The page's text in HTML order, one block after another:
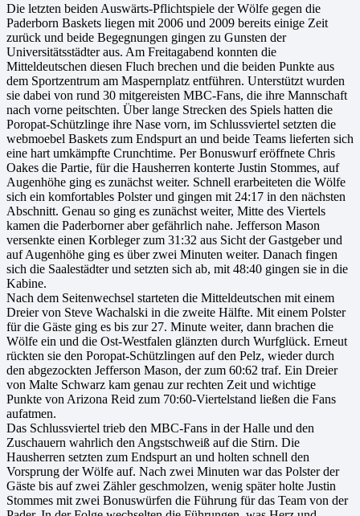
Die letzten beiden Auswärts-Pflichtspiele der Wölfe gegen die
Paderborn Baskets liegen mit 2006 und 2009 bereits einige Zeit
zurück und beide Begegnungen gingen zu Gunsten der
Universitätsstädter aus. Am Freitagabend konnten die
Mitteldeutschen diesen Fluch brechen und die beiden Punkte aus
dem Sportzentrum am Maspernplatz entführen. Unterstützt wurden
sie dabei von rund 30 mitgereisten MBC-Fans, die ihre Mannschaft
nach vorne peitschten. Über lange Strecken des Spiels hatten die
Poropat-Schützlinge ihre Nase vorn, im Schlussviertel setzten die
webmoebel Baskets zum Endspurt an und beide Teams lieferten sich
eine hart umkämpfte Crunchtime. Per Bonuswurf eröffnete Chris
Oakes die Partie, für die Hausherren konterte Justin Stommes, auf
Augenhöhe ging es zunächst weiter. Schnell erarbeiteten die Wölfe
sich ein komfortables Polster und gingen mit 24:17 in den nächsten
Abschnitt. Genau so ging es zunächst weiter, Mitte des Viertels
kamen die Paderborner aber gefährlich nahe. Jefferson Mason
versenkte einen Korbleger zum 31:32 aus Sicht der Gastgeber und
auf Augenhöhe ging es über zwei Minuten weiter. Danach fingen
sich die Saalestädter und setzten sich ab, mit 48:40 gingen sie in die
Kabine.
Nach dem Seitenwechsel starteten die Mitteldeutschen mit einem
Dreier von Steve Wachalski in die zweite Hälfte. Mit einem Polster
für die Gäste ging es bis zur 27. Minute weiter, dann brachen die
Wölfe ein und die Ost-Westfalen glänzten durch Wurfglück. Erneut
rückten sie den Poropat-Schützlingen auf den Pelz, wieder durch
den abgezockten Jefferson Mason, der zum 60:62 traf. Ein Dreier
von Malte Schwarz kam genau zur rechten Zeit und wichtige
Punkte von Arizona Reid zum 70:60-Viertelstand ließen die Fans
aufatmen.
Das Schlussviertel trieb den MBC-Fans in der Halle und den
Zuschauern wahrlich den Angstschweiß auf die Stirn. Die
Hausherren setzten zum Endspurt an und holten schnell den
Vorsprung der Wölfe auf. Nach zwei Minuten war das Polster der
Gäste bis auf zwei Zähler geschmolzen, wenig später holte Justin
Stommes mit zwei Bonuswürfen die Führung für das Team von der